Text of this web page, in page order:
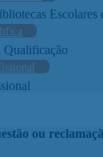
Escolares
Qualificação
ou